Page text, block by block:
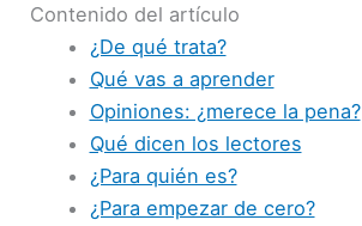
Contenido del artículo
¿De qué trata?
Qué vas a aprender
Opiniones: ¿merece la pena?
Qué dicen los lectores
¿Para quién es?
¿Para empezar de cero?